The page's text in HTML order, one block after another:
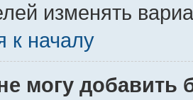
изменять
к началу
могу добавить